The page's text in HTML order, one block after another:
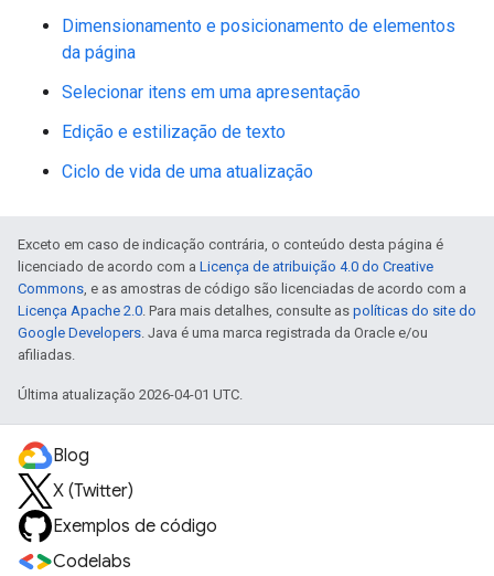
Dimensionamento e posicionamento de elementos
da página
Selecionar itens em uma apresentação
Edição e estilização de texto
Ciclo de vida de uma atualização
Exceto em caso de indicação contrária, o conteúdo desta página é
licenciado de acordo com a Licença de atribuição 4.0 do Creative
Commons, e as amostras de código são licenciadas de acordo com a
Licença Apache 2.0. Para mais detalhes, consulte as políticas do site do
Google Developers. Java é uma marca registrada da Oracle e/ou
afiliadas.
Última atualização 2026-04-01 UTC.
Blog
X (Twitter)
Exemplos de código
Codelabs